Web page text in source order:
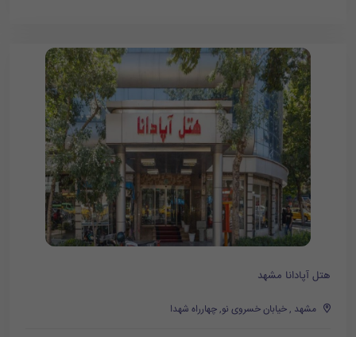
هتل آپادانا مشهد
مشهد , خیابان خسروی نو, چهارراه شهدا